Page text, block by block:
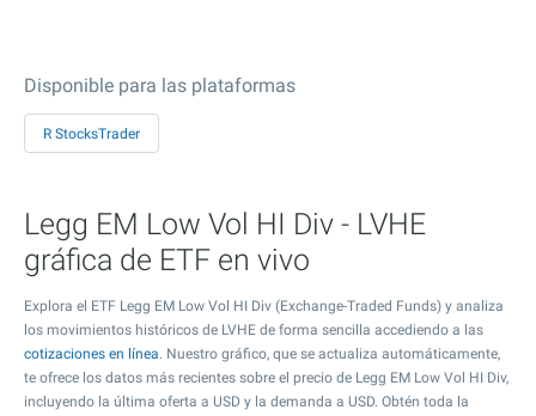
Disponible para las plataformas
R StocksTrader
Legg EM Low Vol HI Div - LVHE
gráfica de ETF en vivo
Explora el ETF Legg EM Low Vol HI Div (Exchange-Traded Funds) y analiza
los movimientos históricos de LVHE de forma sencilla accediendo a las
cotizaciones en línea. Nuestro gráfico, que se actualiza automáticamente,
te ofrece los datos más recientes sobre el precio de Legg EM Low Vol HI Div,
incluyendo la última oferta a USD y la demanda a USD. Obtén toda la